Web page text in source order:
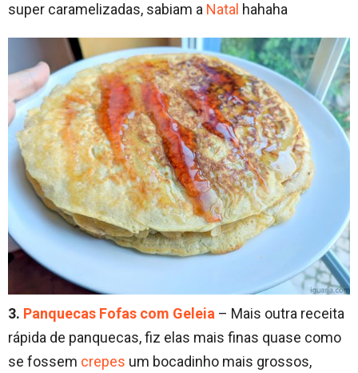
super caramelizadas, sabiam a Natal hahaha
3. Panquecas Fofas com Geleia – Mais outra receita
rápida de panquecas, fiz elas mais finas quase como
se fossem crepes um bocadinho mais grossos,